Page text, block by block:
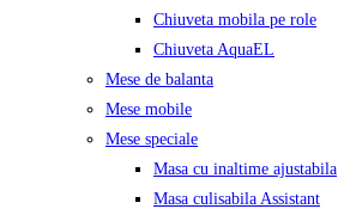
Chiuveta mobila pe role
Chiuveta AquaEL
Mese de balanta
Mese mobile
Mese speciale
Masa cu inaltime ajustabila
Masa culisabila Assistant